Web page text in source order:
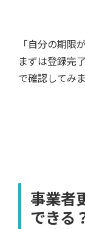
「自分の期限
まずは登録完
で確認してみ
事業者
できる